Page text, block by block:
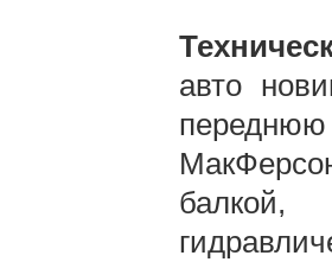
авто
балкой,